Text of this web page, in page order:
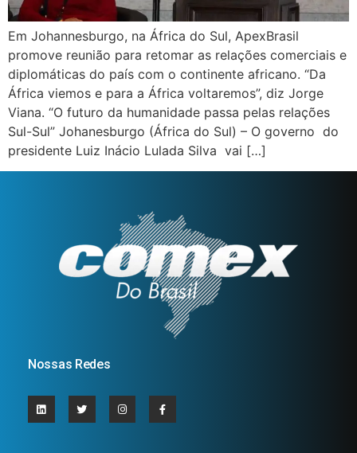
Em Johannesburgo, na África do Sul, ApexBrasil
promove reunião para retomar as relações comerciais e
diplomáticas do país com o continente africano. “Da
África viemos e para a África voltaremos”, diz Jorge
Viana. “O futuro da humanidade passa pelas relações
Sul-Sul” Johanesburgo (África do Sul) – O governo do
presidente Luiz Inácio Lulada Silva vai […]
Nossas Redes